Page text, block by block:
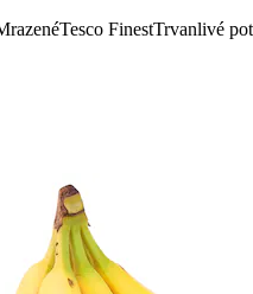
Tesco FinestTrvanlivé